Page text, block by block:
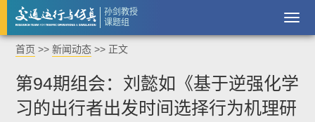
孙剑教授
课题组
首页 >>新闻动态 >> 正文
第94期组会：刘懿如《基于逆强化学
习的出行者出发时间选择行为机理研